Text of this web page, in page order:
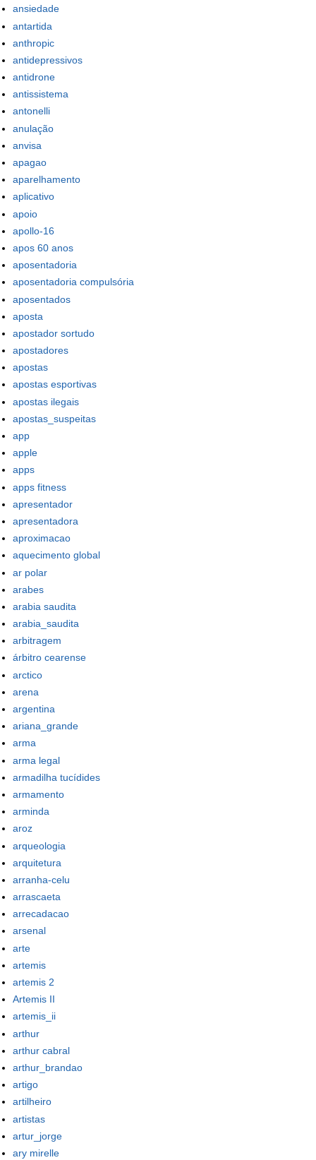
ansiedade
antartida
anthropic
antidepressivos
antidrone
antissistema
antonelli
anulação
anvisa
apagao
aparelhamento
aplicativo
apoio
apollo-16
apos 60 anos
aposentadoria
aposentadoria compulsória
aposentados
aposta
apostador sortudo
apostadores
apostas
apostas esportivas
apostas ilegais
apostas_suspeitas
app
apple
apps
apps fitness
apresentador
apresentadora
aproximacao
aquecimento global
ar polar
arabes
arabia saudita
arabia_saudita
arbitragem
árbitro cearense
arctico
arena
argentina
ariana_grande
arma
arma legal
armadilha tucídides
armamento
arminda
aroz
arqueologia
arquitetura
arranha-celu
arrascaeta
arrecadacao
arsenal
arte
artemis
artemis 2
Artemis II
artemis_ii
arthur
arthur cabral
arthur_brandao
artigo
artilheiro
artistas
artur_jorge
ary mirelle